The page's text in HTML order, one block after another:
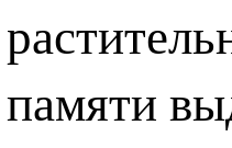
памяти